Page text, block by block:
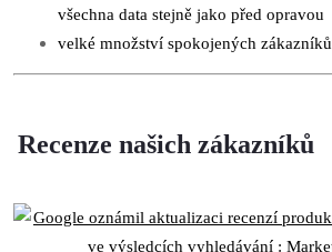
všechna data stejně jako před opravou
velké množství spokojených zákazníků
Recenze našich zákazníků